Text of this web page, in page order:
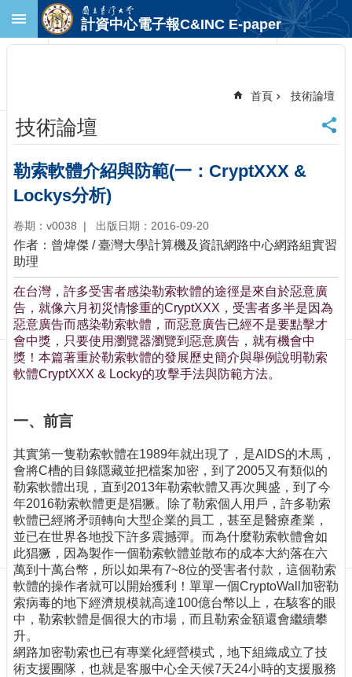
跳到主要內容區塊
首
頁
臺
大
首
計
中
首
頁
聯
絡
資
訊
訂
消
網
站
導
覽
最
新
消
息
關
於
我
們
計資中心電子報C&INC E-paper
首頁 技術論壇
技術論壇
勒索軟體介紹與防範(一：CryptXXX &
Lockys分析)
卷期：v0038 出版日期：2016-09-20
作者：曾煒傑 / 臺灣大學計算機及資訊網路中心網路組實習
助理
在台灣，許多受害者感染勒索軟體的途徑是來自於惡意廣
告，就像六月初災情慘重的CryptXXX，受害者多半是因為
惡意廣告而感染勒索軟體，而惡意廣告已經不是要點擊才
會中獎，只要使用瀏覽器瀏覽到惡意廣告，就有機會中
獎！本篇著重於勒索軟體的發展歷史簡介與舉例說明勒索
軟體CryptXXX & Locky的攻擊手法與防範方法。
一、前言
其實第一隻勒索軟體在1989年就出現了，是AIDS的木馬，
會將C槽的目錄隱藏並把檔案加密，到了2005又有類似的
勒索軟體出現，直到2013年勒索軟體又再次興盛，到了今
年2016勒索軟體更是猖獗。除了勒索個人用戶，許多勒索
軟體已經將矛頭轉向大型企業的員工，甚至是醫療產業，
並已在世界各地投下許多震撼彈。而為什麼勒索軟體會如
此猖獗，因為製作一個勒索軟體並散布的成本大約落在六
萬到十萬台幣，所以如果有7~8位的受害者付款，這個勒索
軟體的操作者就可以開始獲利！單單一個CryptoWall加密勒
索病毒的地下經濟規模就高達100億台幣以上，在駭客的眼
中，勒索軟體是個很大的市場，而且勒索金額還會繼續攀
升。
網路加密勒索也已有專業化經營模式，地下組織成立了技
術支援團隊，也就是客服中心全天候7天24小時的支援服務